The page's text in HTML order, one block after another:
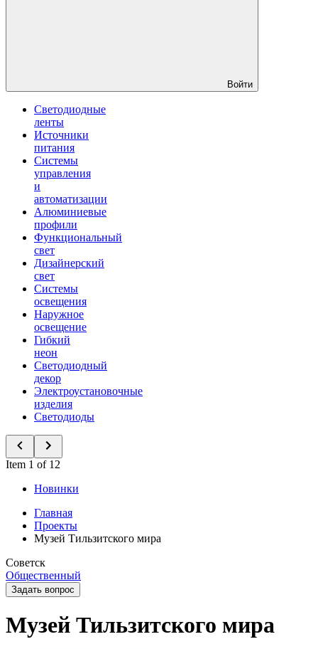
Войти
Светодиодные
ленты
Источники
питания
Системы
управления
и
автоматизации
Алюминиевые
профили
Функциональный
свет
Дизайнерский
свет
Системы
освещения
Наружное
освещение
Гибкий
неон
Светодиодный
декор
Электроустановочные
изделия
Светодиоды
Item 1 of 12
Новинки
Главная
Проекты
Музей Тильзитского мира
Советск
Общественный
Задать вопрос
Музей Тильзитского мира